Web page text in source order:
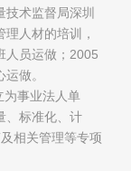
术监督局深圳
人材的培训，
人员运做；2005
做。
为事业法人单
、标准化、计
相关管理等专项